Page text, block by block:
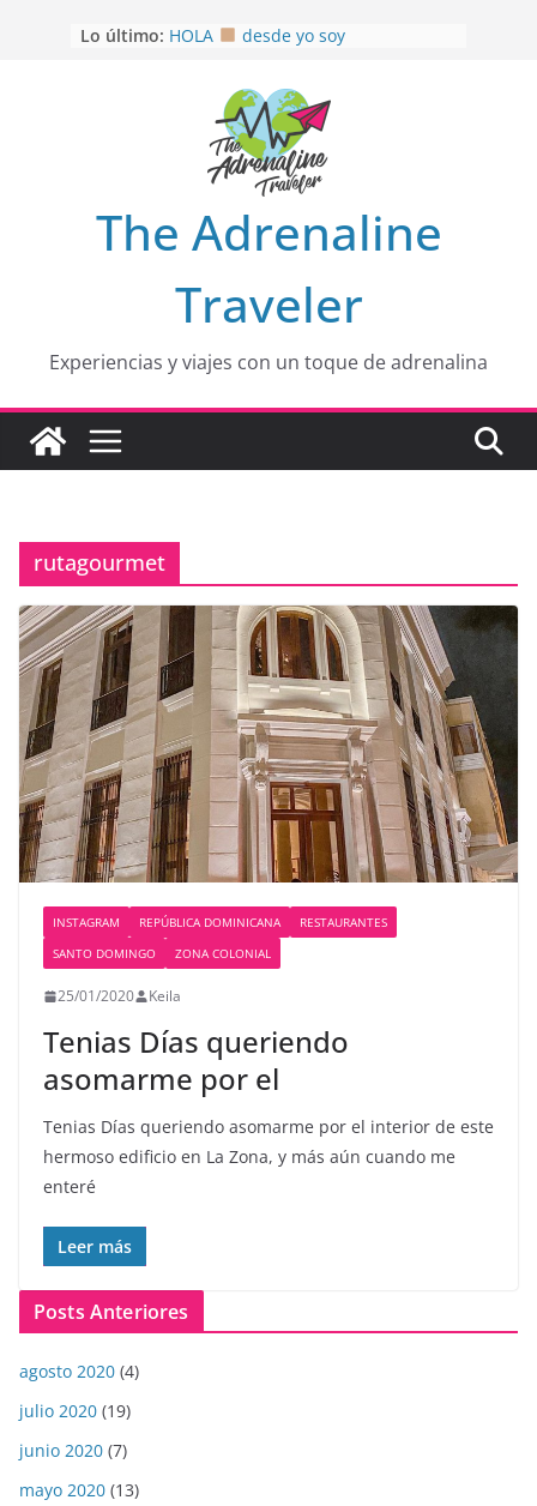
Lo último: HOLA
desde yo soy
EL SENDERO DEL CACAO: Excelente
opción
HOSPEDAJE AL NATURALSHH !!
OTRA PERSPECTIVA de RÍO EL
MULITO!
The Adrenaline
Traveler
Experiencias y viajes con un toque de adrenalina
rutagourmet
INSTAGRAM REPÚBLICA DOMINICANA
RESTAURANTES
SANTO DOMINGO
ZONA COLONIAL
25/01/2020 Keila
Tenias Días queriendo
asomarme por el
Tenias Días queriendo asomarme por el interior de este
hermoso edificio en La Zona, y más aún cuando me
enteré
Leer más
Posts Anteriores
agosto 2020 (4)
julio 2020 (19)
junio 2020 (7)
mayo 2020 (13)